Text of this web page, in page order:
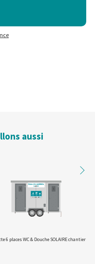
aussi
6 places WC & Douche SOLAIRE chantier